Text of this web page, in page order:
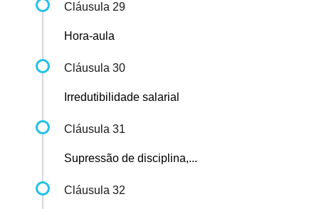
Cláusula 29
Hora-aula
Cláusula 30
Irredutibilidade salarial
Cláusula 31
Supressão de disciplina,...
Cláusula 32